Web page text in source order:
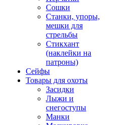
Сошки
Станки, упоры,
мешки для
стрельбы
Стикхант
(наклейки на
патроны)
Сейфы
Товары для охоты
Засидки
Лыжи и
снегоступы
Манки